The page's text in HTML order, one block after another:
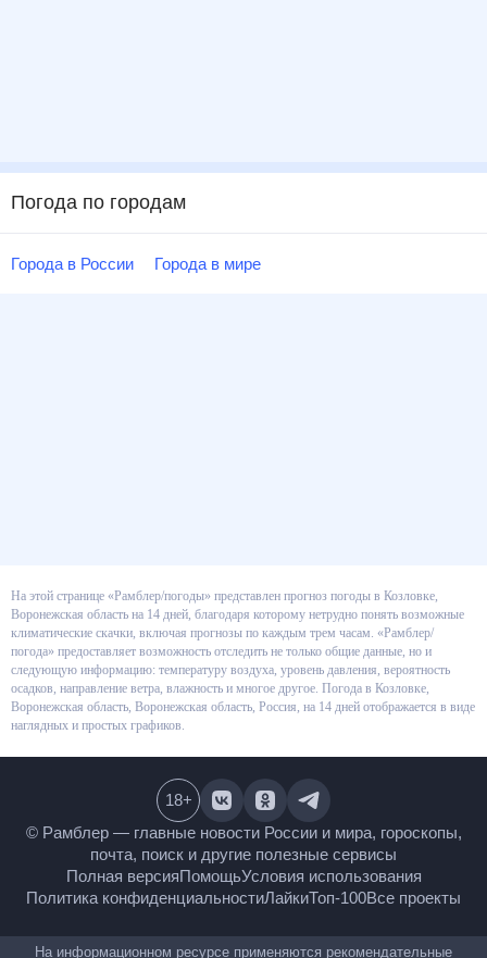
Погода по городам
Города в России Города в мире
На этой странице «Рамблер/погоды» представлен прогноз погоды в
Козловке, Воронежская область на 14 дней, благодаря которому
нетрудно понять возможные климатические скачки, включая прогнозы
по каждым трем часам. «Рамблер/погода» предоставляет возможность
отследить не только общие данные, но и следующую информацию:
температуру воздуха, уровень давления, вероятность осадков,
направление ветра, влажность и многое другое. Погода в Козловке,
Воронежская область, Воронежская область, Россия, на 14 дней
© Рамблер — главные новости России и мира,
гороскопы, почта, поиск и другие полезные сервисы
Полная версияПомощьУсловия использования
Все проекты
18+